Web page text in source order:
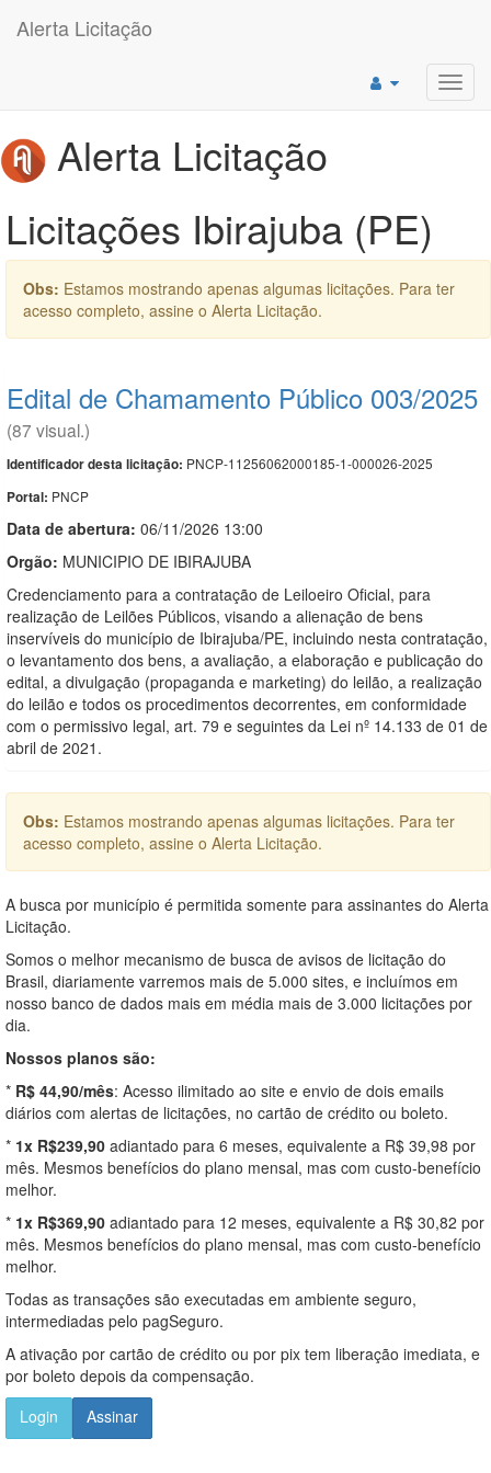
Alerta Licitação
Alerta Licitação
Licitações Ibirajuba (PE)
Obs: Estamos mostrando apenas algumas licitações. Para ter
acesso completo, assine o Alerta Licitação.
Edital de Chamamento Público 003/2025
(87 visual.)
Identificador desta licitação: PNCP-11256062000185-1-000026-2025
Portal: PNCP
Data de abertura: 06/11/2026 13:00
Orgão: MUNICIPIO DE IBIRAJUBA
Credenciamento para a contratação de Leiloeiro Oficial, para
realização de Leilões Públicos, visando a alienação de bens
inservíveis do município de Ibirajuba/PE, incluindo nesta contratação,
o levantamento dos bens, a avaliação, a elaboração e publicação do
edital, a divulgação (propaganda e marketing) do leilão, a realização
do leilão e todos os procedimentos decorrentes, em conformidade
com o permissivo legal, art. 79 e seguintes da Lei nº 14.133 de 01 de
abril de 2021.
Obs: Estamos mostrando apenas algumas licitações. Para ter
acesso completo, assine o Alerta Licitação.
A busca por município é permitida somente para assinantes do Alerta
Licitação.
Somos o melhor mecanismo de busca de avisos de licitação do
Brasil, diariamente varremos mais de 5.000 sites, e incluímos em
nosso banco de dados mais em média mais de 3.000 licitações por
dia.
Nossos planos são:
* R$ 44,90/mês: Acesso ilimitado ao site e envio de dois emails
diários com alertas de licitações, no cartão de crédito ou boleto.
* 1x R$239,90 adiantado para 6 meses, equivalente a R$ 39,98 por
mês. Mesmos benefícios do plano mensal, mas com custo-benefício
melhor.
* 1x R$369,90 adiantado para 12 meses, equivalente a R$ 30,82 por
mês. Mesmos benefícios do plano mensal, mas com custo-benefício
melhor.
Todas as transações são executadas em ambiente seguro,
intermediadas pelo pagSeguro.
A ativação por cartão de crédito ou por pix tem liberação imediata, e
por boleto depois da compensação.
Login
Assinar